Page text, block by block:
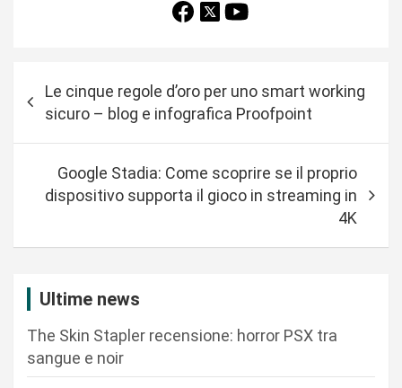
z
Le cinque regole d’oro per uno smart working
sicuro – blog e infografica Proofpoint
Google Stadia: Come scoprire se il proprio
dispositivo supporta il gioco in streaming in
4K
Ultime news
The Skin Stapler recensione: horror PSX tra
sangue e noir